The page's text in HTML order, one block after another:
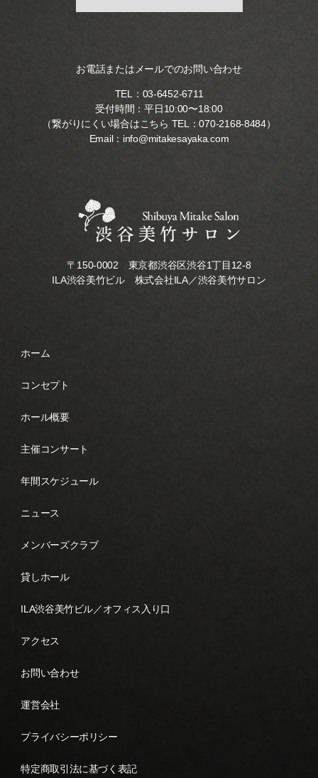
お電話またはメールでのお問い合わせ
TEL： 03-6452-6711
受付時間：平日10:00〜18:00
（繋がりにくい場合はこちら TEL：070-2168-8484）
Email： info@mitakesayaka.com
〒150-0002 東京都渋谷区渋谷1丁目12-8
ILA渋谷美竹ビル 株式会社ILA／渋谷美竹サロン
ホーム
コンセプト
ホール概要
主催コンサート
年間スケジュール
ニュース
メンバーズクラブ
貸しホール
ILA渋谷美竹ビル／オフィス入り口
アクセス
お問い合わせ
運営会社
プライバシーポリシー
特定商取引法に基づく表記